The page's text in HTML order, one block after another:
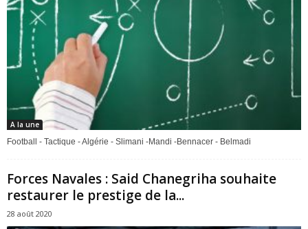
A la une
Football - Tactique - Algérie - Slimani -Mandi -Bennacer - Belmadi
Forces Navales : Said Chanegriha souhaite
restaurer le prestige de la...
28 août 2020